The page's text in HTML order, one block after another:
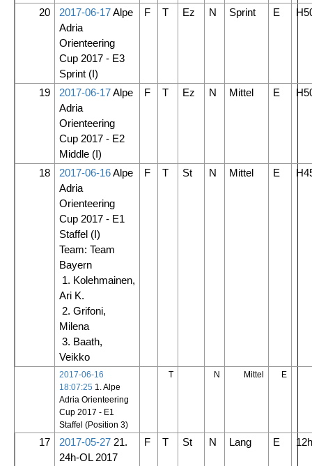
20 2017-06-17Alpe
Adria
Orienteering
Cup 2017 - E3
Sprint (I)
F T Ez N Sprint E
19 2017-06-17Alpe
Adria
Orienteering
Cup 2017 - E2
Middle (I)
F T Ez N Mittel E
18 2017-06-16Alpe
Adria
Orienteering
Cup 2017 - E1
Staffel (I)
Team: Team
Bayern
1. Kolehmainen,
Ari K.
2. Grifoni,
Milena
3. Baath,
Veikko
F T St N Mittel E
2017-06-16
18:07:25 1. Alpe
Adria Orienteering
Cup 2017 - E1
Staffel (Position 3)
T N Mittel E
17 2017-05-27 21.
24h-OL 2017
F T St N Lang E 12h